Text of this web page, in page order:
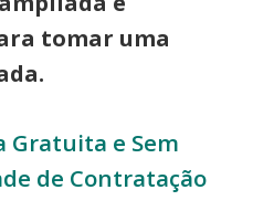
tomar uma
Gratuita e Sem
de Contratação